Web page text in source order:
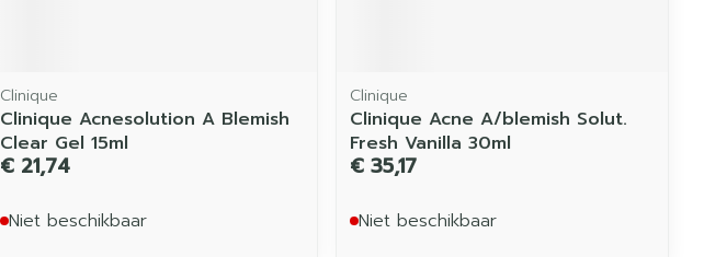
Clinique
Clinique Acnesolution A Blemish
Clear Gel 15ml
€ 21,74
Niet beschikbaar
Clinique
Clinique Acne A/blemish Solut.
Fresh Vanilla 30ml
€ 35,17
Niet beschikbaar